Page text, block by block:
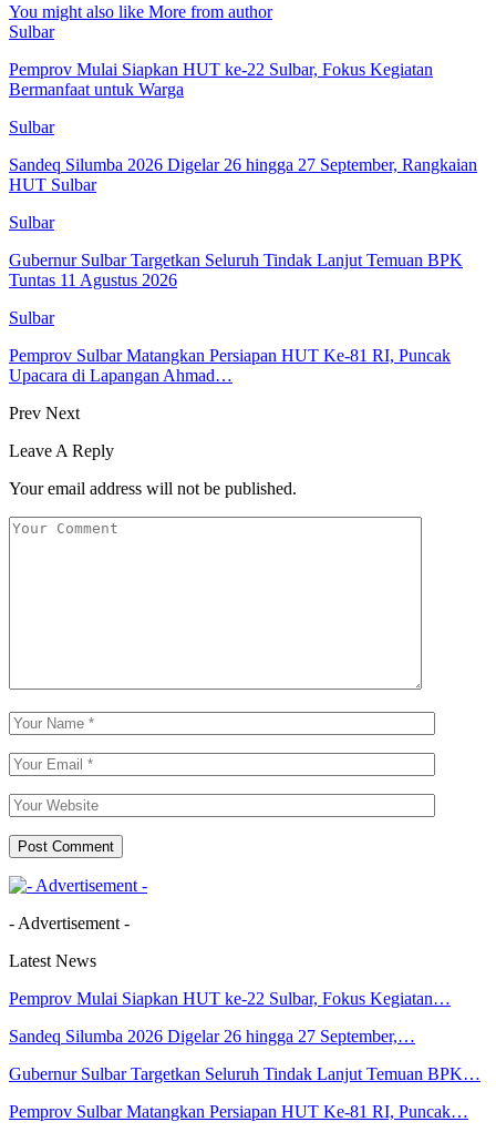
You might also like More from author
Sulbar
Pemprov Mulai Siapkan HUT ke-22 Sulbar, Fokus Kegiatan
Bermanfaat untuk Warga
Sulbar
Sandeq Silumba 2026 Digelar 26 hingga 27 September, Rangkaian
HUT Sulbar
Sulbar
Gubernur Sulbar Targetkan Seluruh Tindak Lanjut Temuan BPK
Tuntas 11 Agustus 2026
Sulbar
Pemprov Sulbar Matangkan Persiapan HUT Ke-81 RI, Puncak
Upacara di Lapangan Ahmad…
Prev Next
Leave A Reply
Your email address will not be published.
- Advertisement -
Latest News
Pemprov Mulai Siapkan HUT ke-22 Sulbar, Fokus Kegiatan…
Sandeq Silumba 2026 Digelar 26 hingga 27 September,…
Gubernur Sulbar Targetkan Seluruh Tindak Lanjut Temuan BPK…
Pemprov Sulbar Matangkan Persiapan HUT Ke-81 RI, Puncak…